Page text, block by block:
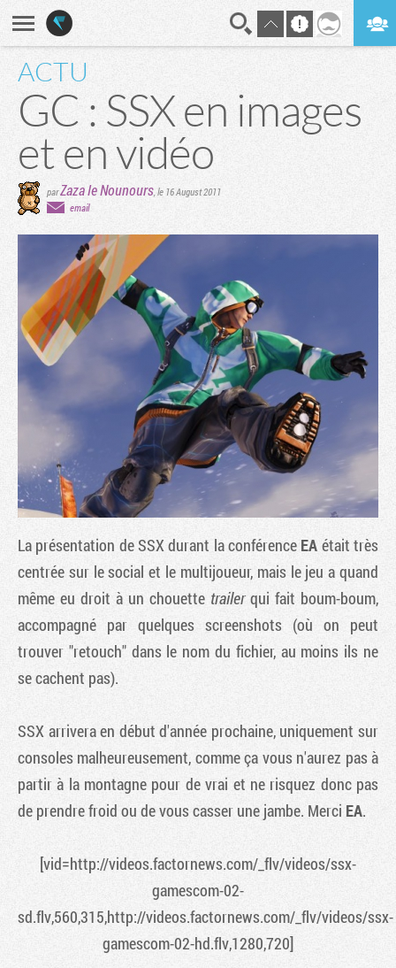
ACTU
GC : SSX en images
et en vidéo
parZaza le Nounours,le 16 August 2011
email
La présentation deSSXdurant la conférence EA était très
centrée sur le social et le multijoueur, mais le jeu a quand
même eu droit à un chouette trailerqui fait boum-boum,
accompagné par quelques screenshots (où on peut
trouver "retouch" dans le nom du fichier, au moins ils ne
se cachent pas).
SSX arrivera en début d'année prochaine, uniquement sur
consoles malheureusement, comme ça vous n'aurez pas à
partir à la montagne pour de vrai et ne risquez donc pas
de prendre froid ou de vous casser une jambe. Merci EA.
[vid=http://videos.factornews.com/_flv/videos/ssx-
gamescom-02-
sd.flv,560,315,http://videos.factornews.com/_flv/videos/ssx-
gamescom-02-hd.flv,1280,720]